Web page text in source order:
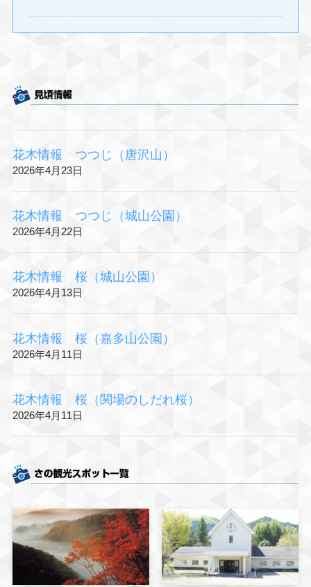
花木情報 つつじ（唐沢山）
2026年4月23日
花木情報 つつじ（城山公園）
2026年4月22日
花木情報 桜（城山公園）
2026年4月13日
花木情報 桜（嘉多山公園）
2026年4月11日
花木情報 桜（関場のしだれ桜）
2026年4月11日